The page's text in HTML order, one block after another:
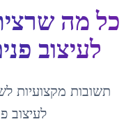
כל מה
לעיצוב
תשובות מקצועיות
לעיצוב